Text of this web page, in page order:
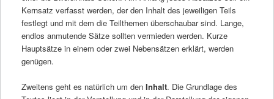
Kernsatz verfasst werden, der den Inhalt des jeweiligen Teils
festlegt und mit dem die Teilthemen überschaubar sind. Lange,
endlos anmutende Sätze sollten vermieden werden. Kurze
Hauptsätze in einem oder zwei Nebensätzen erklärt, werden
genügen.
Zweitens geht es natürlich um den Inhalt. Die Grundlage des